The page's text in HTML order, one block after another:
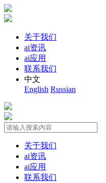
关于我们
ai资讯
ai应用
联系我们
中文
English Russian
关于我们
ai资讯
ai应用
联系我们